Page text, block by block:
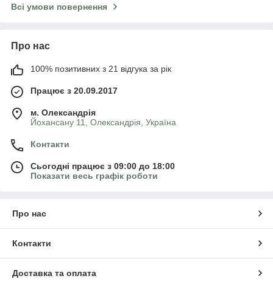
Всі умови повернення
Про нас
100% позитивних з 21 відгука за рік
Працює з 20.09.2017
м. Олександрія
Йохансану 11, Олександрія, Україна
Контакти
Сьогодні працює з 09:00 до 18:00
Показати весь графік роботи
Про нас
Контакти
Доставка та оплата